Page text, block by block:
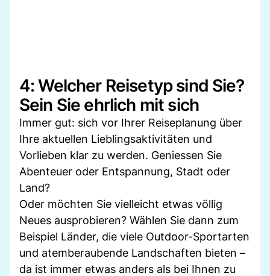
4: Welcher Reisetyp sind Sie?
Sein Sie ehrlich mit sich
Immer gut: sich vor Ihrer Reiseplanung über
Ihre aktuellen Lieblingsaktivitäten und
Vorlieben klar zu werden. Geniessen Sie
Abenteuer oder Entspannung, Stadt oder
Land?
Oder möchten Sie vielleicht etwas völlig
Neues ausprobieren? Wählen Sie dann zum
Beispiel Länder, die viele Outdoor-Sportarten
und atemberaubende Landschaften bieten –
da ist immer etwas anders als bei Ihnen zu